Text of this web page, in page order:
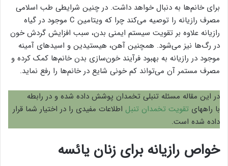
برای خانم‌ها به دنبال خواهد داشت. در چنین شرایطی طب اسلامی
مصرف رازیانه را توصیه می‌کند چرا که ویتامین C موجود در گیاه
رازیانه علاوه بر تقویت سیستم ایمنی بدن، سبب افزایش گردش خون
در رگ‌ها نیز می‌شود. همچنین آهن، هیستیدین و اسیدهای آمینه
موجود در رازیانه به بهبود فرآیند خون‌سازی بدن خانم‌ها کمک کرده و
مصرف مستمر آن می‌تواند کم‌ خونی شایع در خانم‌ها را رفع نماید.
در این مقاله مسئله تنبلی تخمدان پوشش داده شده و در رابطه
با راههای تقویت تخمدان تنبل اطلاعات مفیدی را در اختیار شما قرار
داده شده است.
خواص رازیانه برای زنان یائسه